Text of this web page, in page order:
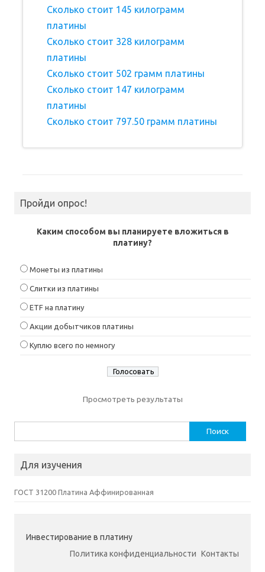
Сколько стоит 145 килограмм
платины
Сколько стоит 328 килограмм
платины
Сколько стоит 502 грамм платины
Сколько стоит 147 килограмм
платины
Сколько стоит 797.50 грамм платины
Пройди опрос!
Каким способом вы планируете вложиться в
платину?
Монеты из платины
Слитки из платины
ETF на платину
Акции добытчиков платины
Куплю всего по немногу
Просмотреть результаты
Для изучения
ГОСТ 31200 Платина Аффинированная
Инвестирование в платину
Политика конфиденциальности Контакты